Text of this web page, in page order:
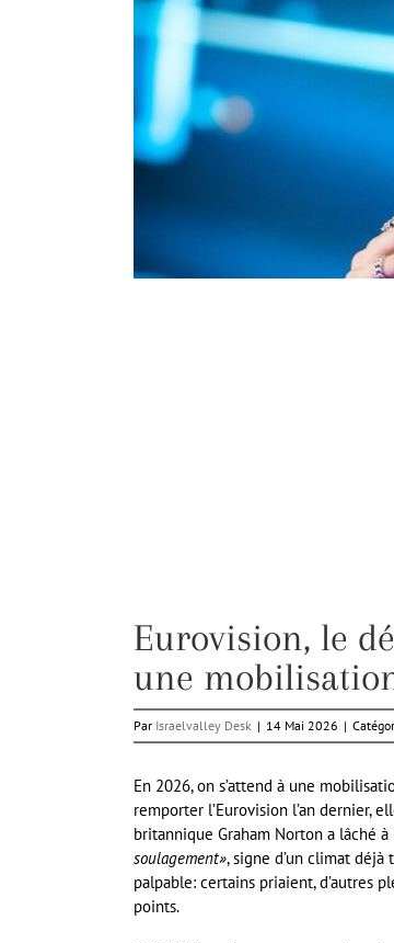
Eurovision, le
une
Par Israelvalley Desk | 14 Mai 2026 |
En 2026, on s’attend à une
remporter l’Eurovision l’an dernier,
britannique Graham Norton a lâché
soulagement», signe d’un climat déjà
palpable: certains priaient, d’autres
points.